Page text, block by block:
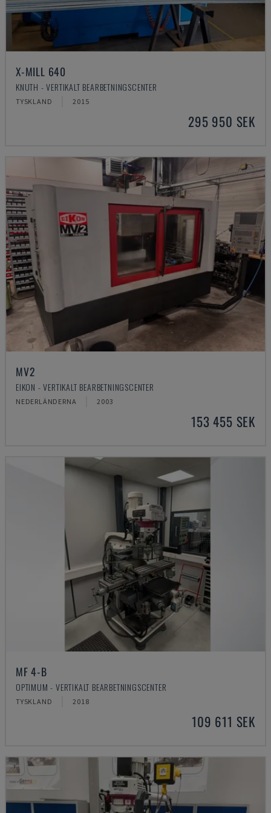
X-MILL 640
KNUTH - VERTIKALT BEARBETNINGSCENTER
TYSKLAND 2015
295 950 SEK
MV2
EIKON - VERTIKALT BEARBETNINGSCENTER
NEDERLÄNDERNA 2003
153 455 SEK
MF 4-B
OPTIMUM - VERTIKALT BEARBETNINGSCENTER
TYSKLAND 2018
109 611 SEK